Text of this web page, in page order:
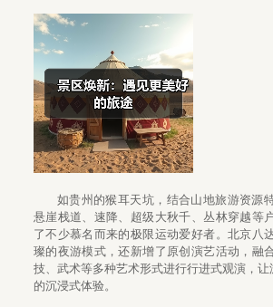
如贵州的猴耳天坑，结合山地旅游资源
悬崖栈道、速降、超级大秋千、丛林穿越等
了不少慕名而来的极限运动爱好者。北京八
璨的夜游模式，还新增了原创演艺活动，融
技、武术等多种艺术形式进行行进式观演，让
的沉浸式体验。